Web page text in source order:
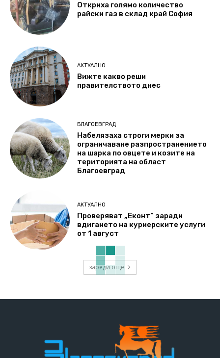
Откриха голямо количество
райски газ в склад край София
АКТУАЛНО
Вижте какво реши
правителството днес
БЛАГОЕВГРАД
Набелязаха строги мерки за
ограничаване разпространението
на шарка по овцете и козите на
територията на област
Благоевград
АКТУАЛНО
Проверяват „Еконт“ заради
вдигането на куриерските услуги
от 1 август
зареди още